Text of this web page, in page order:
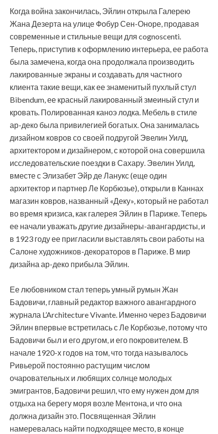
Когда война закончилась, Эйлин открыла Галерею
Жана Дезерта на улице Фобур Сен-Оноре, продавая
современные и стильные вещи для cognoscenti.
Теперь, приступив к оформлению интерьера, ее работа
была замечена, когда она продолжала производить
лакированные экраны и создавать для частного
клиента такие вещи, как ее знаменитый пухлый стул
Bibendum, ее красный лакированный змеиный стул и
кровать. Полированная каноэ лодка. Мебель в стиле
ар-деко была привилегией богатых. Она занималась
дизайном ковров со своей подругой Эвелин Уилд,
архитектором и дизайнером, с которой она совершила
исследовательские поездки в Сахару. Эвелин Уилд,
вместе с Элизабет Эйр де Ланукс (еще один
архитектор и партнер Ле Корбюзье), открыли в Каннах
магазин ковров, названный «Деку», который не работал
во время кризиса, как галерея Эйлин в Париже. Теперь
ее начали уважать другие дизайнеры-авангардисты, и
в 1923 году ее пригласили выставлять свои работы на
Салоне художников-декораторов в Париже. В мир
дизайна ар-деко прибыла Эйлин.
Ее любовником стал теперь умный румын Жан
Бадовичи, главный редактор важного авангардного
журнала L’Architecture Vivante. Именно через Бадовичи
Эйлин впервые встретилась с Ле Корбюзье, потому что
Бадовичи был и его другом, и его покровителем. В
начале 1920-х годов на том, что тогда называлось
Ривьерой постоянно растущим числом
очаровательных и любящих солнце молодых
эмигрантов, Бадовичи решил, что ему нужен дом для
отдыха на берегу моря возле Ментона, и что она
должна дизайн это. Посвященная Эйлин
намеревалась найти подходящее место, в конце